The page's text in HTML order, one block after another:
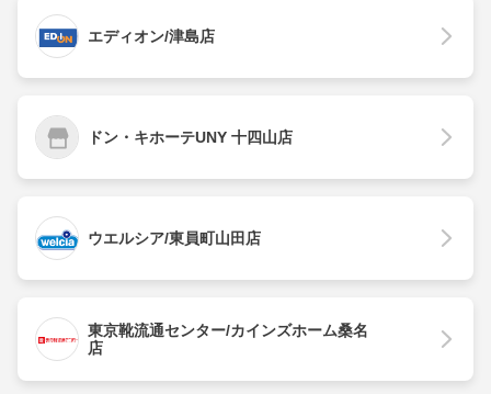
エディオン/津島店
ドン・キホーテUNY 十四山店
ウエルシア/東員町山田店
東京靴流通センター/カインズホーム桑名
店